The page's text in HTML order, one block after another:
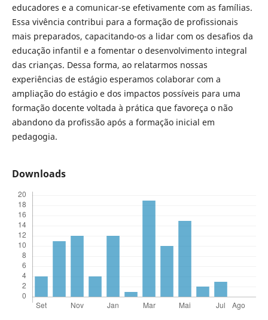
educadores e a comunicar-se efetivamente com as famílias.
Essa vivência contribui para a formação de profissionais
mais preparados, capacitando-os a lidar com os desafios da
educação infantil e a fomentar o desenvolvimento integral
das crianças. Dessa forma, ao relatarmos nossas
experiências de estágio esperamos colaborar com a
ampliação do estágio e dos impactos possíveis para uma
formação docente voltada à prática que favoreça o não
abandono da profissão após a formação inicial em
pedagogia.
Downloads